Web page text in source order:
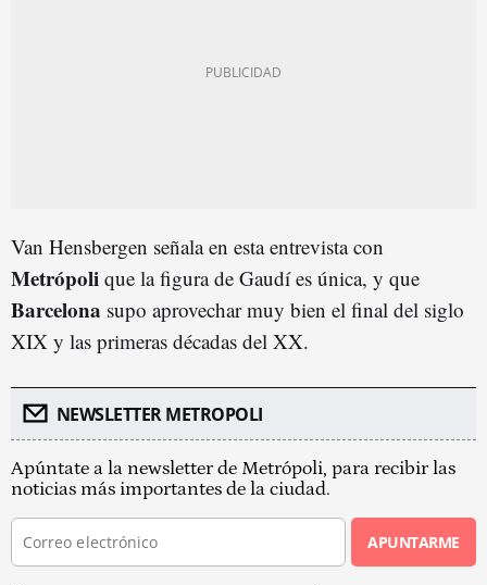
Van Hensbergen señala en esta entrevista con
Metrópoli que la figura de Gaudí es única, y que
Barcelona supo aprovechar muy bien el final del siglo
XIX y las primeras décadas del XX.
NEWSLETTER METROPOLI
Apúntate a la newsletter de Metrópoli, para recibir las
noticias más importantes de la ciudad.
APUNTARME